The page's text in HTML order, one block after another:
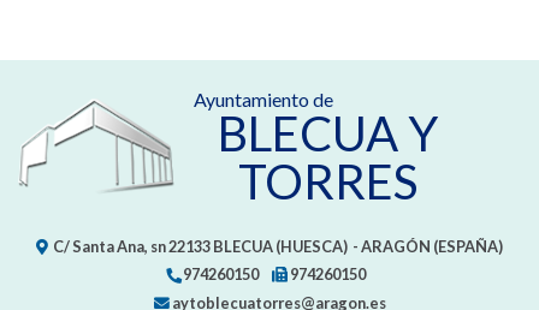
Ayuntamiento de
BLECUA Y
TORRES
C/ Santa Ana, sn22133BLECUA (HUESCA) - ARAGÓN (ESPAÑA)
974260150
974260150
aytoblecuatorres@aragon.es